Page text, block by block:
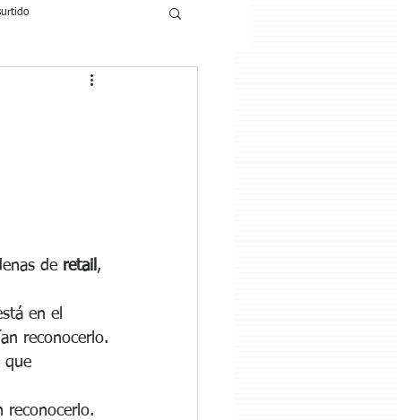
de retail ,
en el
reconocerlo.
que
reconocerlo.